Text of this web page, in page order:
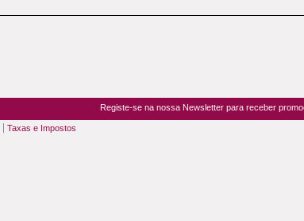
Registe-se na nossa Newsletter para receber
Taxas e Impostos